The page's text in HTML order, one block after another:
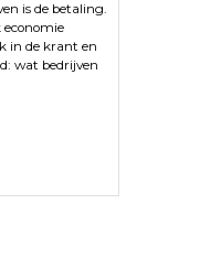
is de betaling.
economie
in de krant en
wat bedrijven